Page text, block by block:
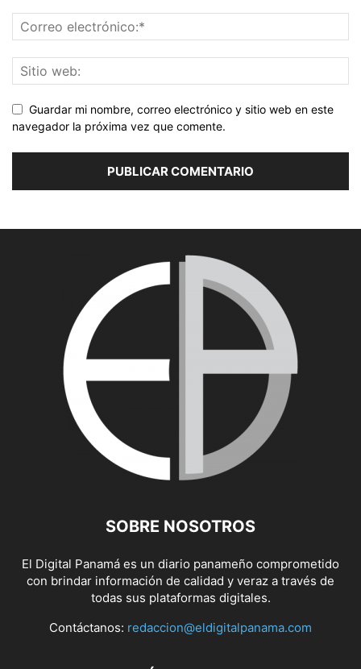
Guardar mi nombre, correo electrónico y sitio web en este
navegador la próxima vez que comente.
SOBRE NOSOTROS
El Digital Panamá es un diario panameño comprometido
con brindar información de calidad y veraz a través de
todas sus plataformas digitales.
Contáctanos: redaccion@eldigitalpanama.com